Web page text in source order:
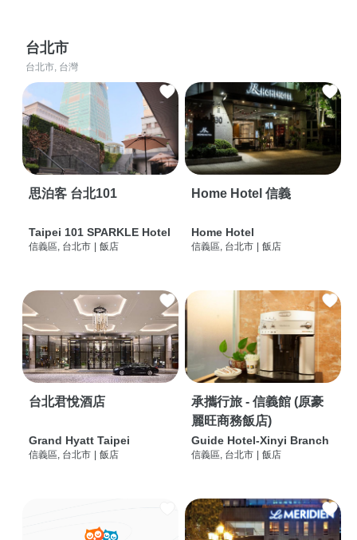
台北市
台北市, 台灣
思泊客 台北101
Taipei 101 SPARKLE Hotel
信義區, 台北市 飯店
Home Hotel 信義
Home Hotel
信義區, 台北市 飯店
台北君悅酒店
Grand Hyatt Taipei
信義區, 台北市 飯店
承攜行旅 - 信義館 (原豪
麗旺商務飯店)
Guide Hotel-Xinyi Branch
信義區, 台北市 飯店